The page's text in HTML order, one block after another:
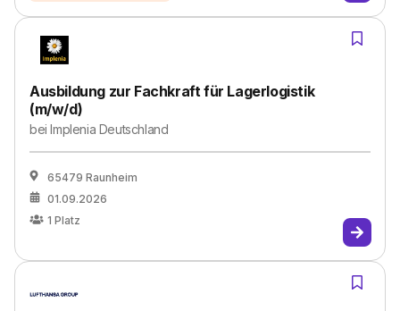
Ausbildung zur Fachkraft für Lagerlogistik
(m/w/d)
beiImplenia Deutschland
65479 Raunheim
01.09.2026
1 Platz